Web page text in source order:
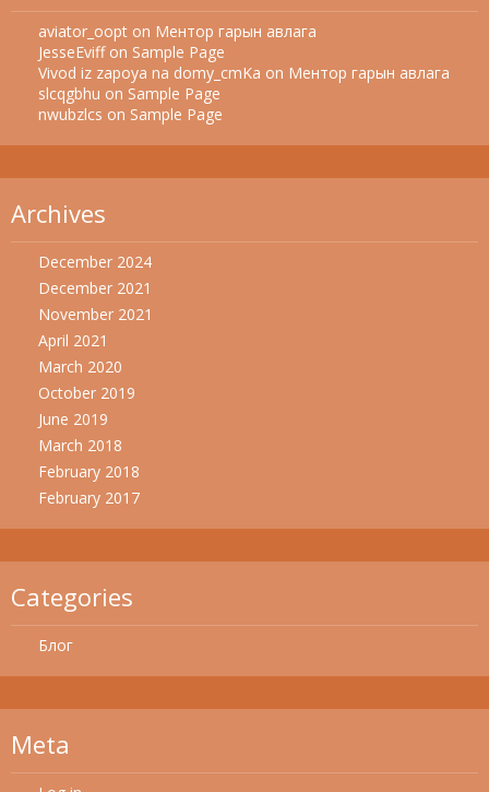
aviator_oopt on Ментор гарын авлага
JesseEviffon Sample Page
Vivod iz zapoya na domy_cmKa on Ментор гарын авлага
slcqgbhu on Sample Page
nwubzlcs on Sample Page
Archives
December 2024
December 2021
November 2021
April 2021
March 2020
October 2019
June 2019
March 2018
February 2018
February 2017
Categories
Блог
Meta